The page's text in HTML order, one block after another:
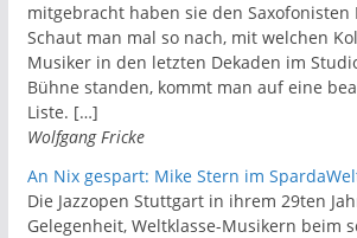
mitgebracht haben sie den Saxofonisten
Schaut man mal so nach, mit welchen
Musiker in den letzten Dekaden im
Bühne standen, kommt man auf eine
Liste. […]
Wolfgang Fricke
An Nix gespart: Mike Stern im
Die Jazzopen Stuttgart in ihrem 29ten
Gelegenheit, Weltklasse-Musikern beim